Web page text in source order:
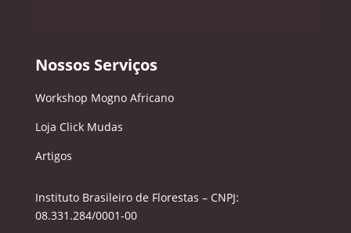
Nossos Serviços
Workshop Mogno Africano
Loja Click Mudas
Artigos
Instituto Brasileiro de Florestas – CNPJ:
08.331.284/0001-00